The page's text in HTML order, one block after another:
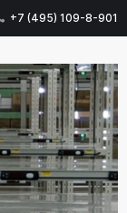
+7 (495) 109-8-901